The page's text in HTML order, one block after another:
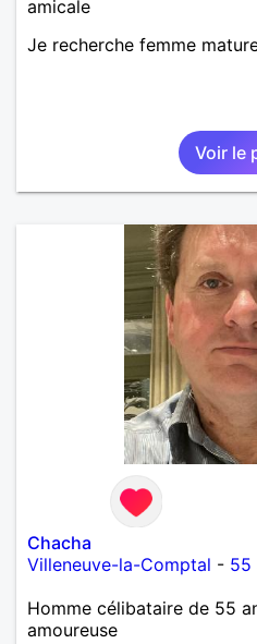
amicale
Je recherche femme
Voir le
Chacha
Villeneuve-la-Comptal - 55
Homme célibataire de 55
amoureuse